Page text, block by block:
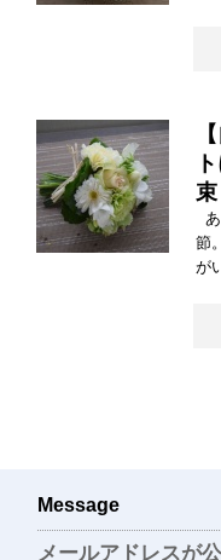
束
節
が
Message
メールアドレスが